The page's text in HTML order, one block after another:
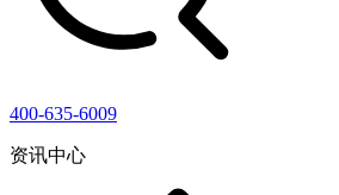
400-635-6009
资讯中心